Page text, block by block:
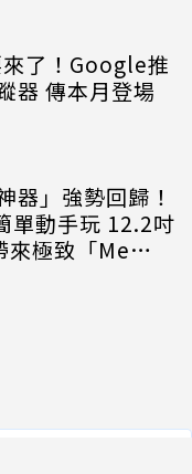
了！Google推
器 傳本月登場
器」強勢回歸！
單動手玩 12.2吋
來極致「Me